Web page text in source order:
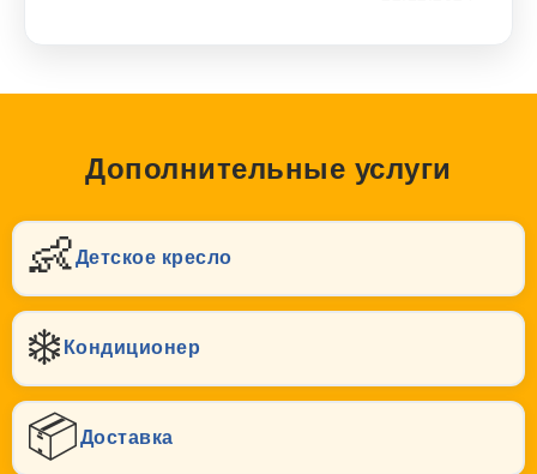
Дополнительные услуги
👶Детское кресло
❄️ Кондиционер
📦Доставка